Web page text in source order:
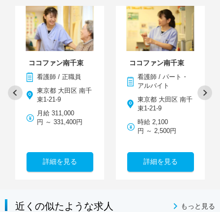
ココファン南千束
看護師 / 正職員
東京都 大田区 南千
束1-21-9
月給 311,000
円 ～ 331,400円
詳細を見る
ココファン南千束
看護師 / パート・
アルバイト
東京都 大田区 南千
束1-21-9
時給 2,100
円 ～ 2,500円
詳細を見る
近くの似たような求人 もっと見る